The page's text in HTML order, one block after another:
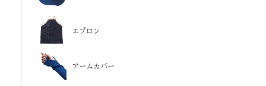
エプロン
アームカバー